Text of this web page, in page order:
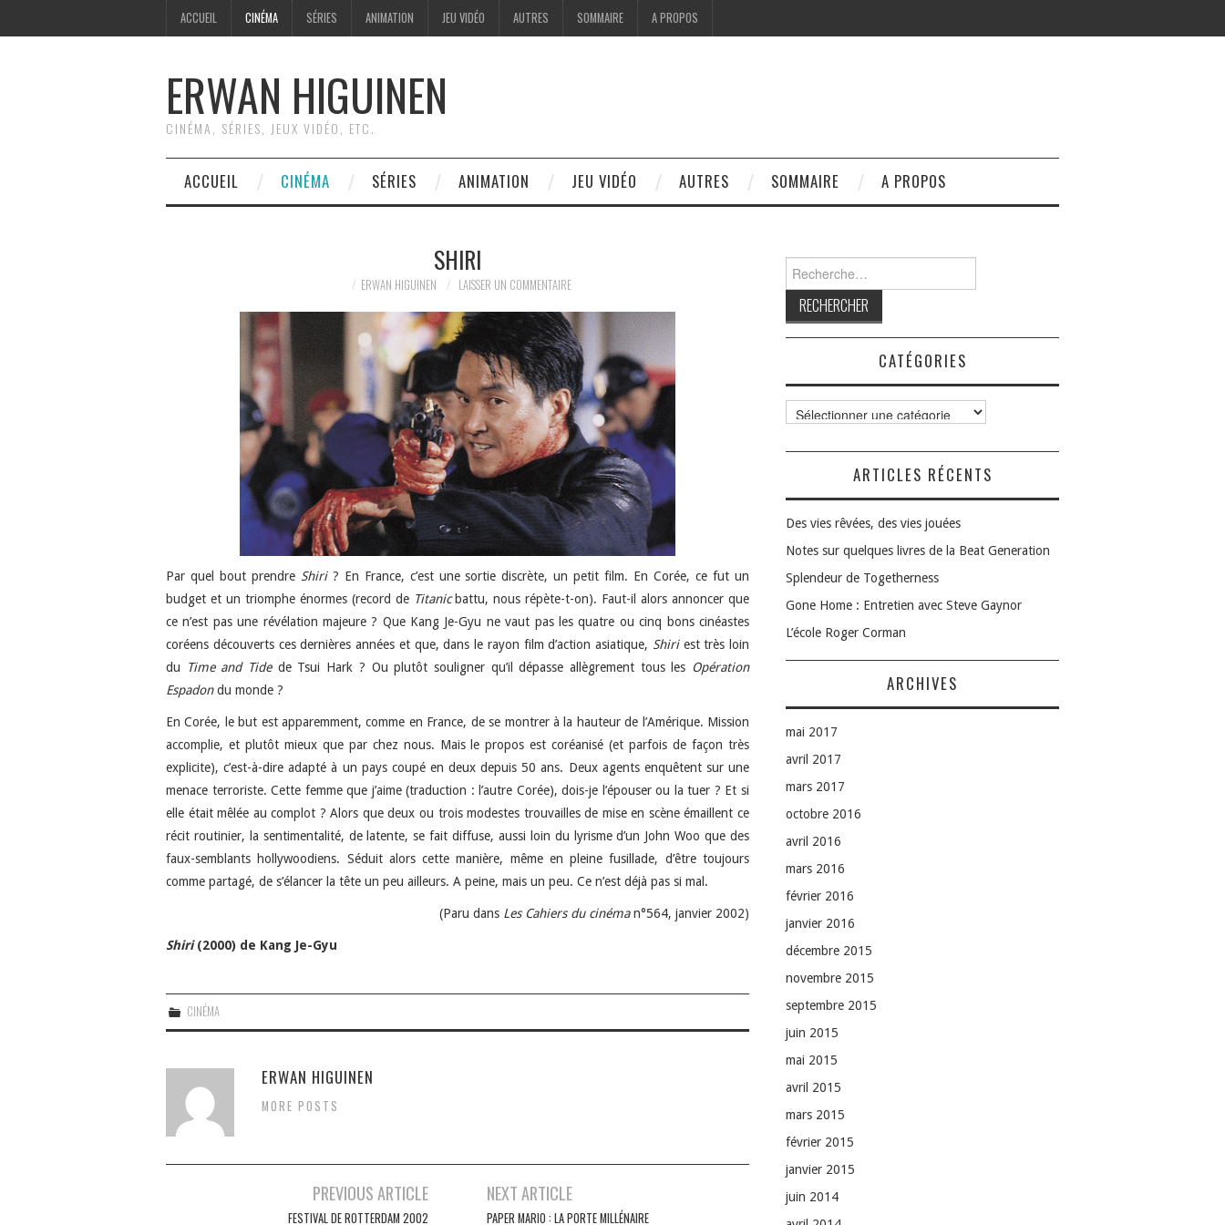
ACCUEIL CINÉMA SÉRIES ANIMATION JEU VIDÉO AUTRES SOMMAIRE A PROPOS
ERWAN HIGUINEN
CINÉMA, SÉRIES, JEUX VIDÉO, ETC.
ACCUEIL CINÉMA SÉRIES ANIMATION JEU VIDÉO AUTRES SOMMAIRE A PROPOS
SHIRI
ERWAN HIGUINEN LAISSER UN COMMENTAIRE
Par quel bout prendre Shiri? En France, c’est une sortie discrète, un petit film. En Corée, ce fut un
budget et un triomphe énormes (record de Titanicbattu, nous répète-t-on). Faut-il alors annoncer que
ce n’est pas une révélation majeure ? Que Kang Je-Gyu ne vaut pas les quatre ou cinq bons cinéastes
coréens découverts ces dernières années et que, dans le rayon film d’action asiatique, Shiriest très loin
du
Time and Tidede Tsui Hark ? Ou plutôt souligner qu’il dépasse allègrement tous les Opération
Espadondu monde ?
En Corée, le but est apparemment, comme en France, de se montrer à la hauteur de l’Amérique. Mission
accomplie, et plutôt mieux que par chez nous. Mais le propos est coréanisé (et parfois de façon très
explicite), c’est-à-dire adapté à un pays coupé en deux depuis 50 ans. Deux agents enquêtent sur une
menace terroriste. Cette femme que j’aime (traduction : l’autre Corée), dois-je l’épouser ou la tuer ? Et si
elle était mêlée au complot ? Alors que deux ou trois modestes trouvailles de mise en scène émaillent ce
récit routinier, la sentimentalité, de latente, se fait diffuse, aussi loin du lyrisme d’un John Woo que des
faux-semblants hollywoodiens. Séduit alors cette manière, même en pleine fusillade, d’être toujours
comme partagé, de s’élancer la tête un peu ailleurs. A peine, mais un peu. Ce n’est déjà pas si mal.
(Paru dans Les Cahiers du cinéman°564, janvier 2002)
Shiri(2000) de Kang Je-Gyu
CINÉMA
ERWAN HIGUINEN
MORE POSTS
PREVIOUS ARTICLE
FESTIVAL DE ROTTERDAM 2002
NEXT ARTICLE
PAPER MARIO : LA PORTE MILLÉNAIRE
CATÉGORIES
Catégories
ARTICLES RÉCENTS
Des vies rêvées, des vies jouées
Notes sur quelques livres de la Beat Generation
Splendeur de Togetherness
Gone Home : Entretien avec Steve Gaynor
L’école Roger Corman
ARCHIVES
mai 2017
avril 2017
mars 2017
octobre 2016
avril 2016
mars 2016
février 2016
janvier 2016
décembre 2015
novembre 2015
septembre 2015
juin 2015
mai 2015
avril 2015
mars 2015
février 2015
janvier 2015
juin 2014